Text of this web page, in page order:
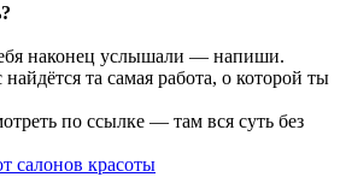
наконец услышали — напиши.
та самая работа, о которой ты
по ссылке — там вся суть без
салонов красоты